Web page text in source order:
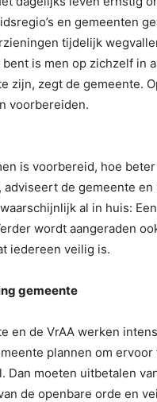
en gemeenten
tijdelijk
bent is men op zichzelf in
zijn, zegt de gemeente.
voorbereiden.
is voorbereid, hoe
adviseert de gemeente
al in huis:
wordt aangeraden
iedereen veilig is.
gemeente
en de VrAA werken
plannen om
Dan moeten uitbetalen
de openbare orde en